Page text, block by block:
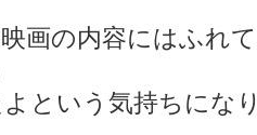
画の内容にはふれ
という気持ちにな